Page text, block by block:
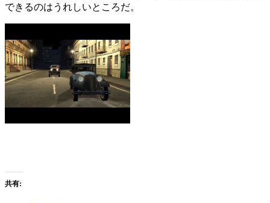
できるのはうれしいところだ。
共有: